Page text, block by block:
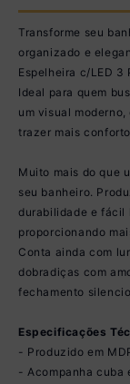
Transforme seu
organizado e
Espelheira c/LED 3
Ideal para quem
um visual
trazer mais
Muito mais do que
seu banheiro.
durabilidade e fácil
proporcionando
Conta ainda com
dobradiças com
fechamento
Especificações
- Produzido em
- Acompanha cuba